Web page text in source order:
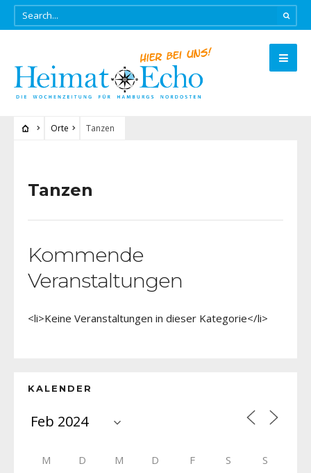
Orte Tanzen
Tanzen
Kommende
Veranstaltungen
<li>Keine Veranstaltungen in dieser Kategorie</li>
KALENDER
M D M D F S S